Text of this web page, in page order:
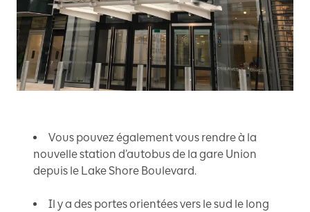
Vous pouvez également vous rendre à la
nouvelle station d’autobus de la gare Union
depuis le Lake Shore Boulevard.
Il y a des portes orientées vers le sud le long